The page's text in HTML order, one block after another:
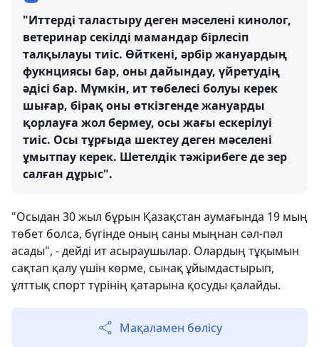
"Иттерді таластыру деген мәселені кинолог,
ветеринар секілді мамандар бірлесіп
талқылауы тиіс. Өйткені, әрбір жануардың
фукнциясы бар, оны дайындау, үйретудің
әдісі бар. Мүмкін, ит төбелесі болуы керек
шығар, бірақ оны өткізгенде жануарды
қорлауға жол бермеу, осы жағы ескерілуі
тиіс. Осы тұрғыда шектеу деген мәселені
ұмытпау керек. Шетелдік тәжірибеге де зер
салған дұрыс".
"Осыдан 30 жыл бұрын Қазақстан аумағында 19 мың
төбет болса, бүгінде оның саны мыңнан сәл-пәл
асады", - дейді ит асыраушылар. Олардың тұқымын
сақтап қалу үшін көрме, сынақ ұйымдастырып,
ұлттық спорт түрінің қатарына қосуды қалайды.
Мақаламен бөлісу